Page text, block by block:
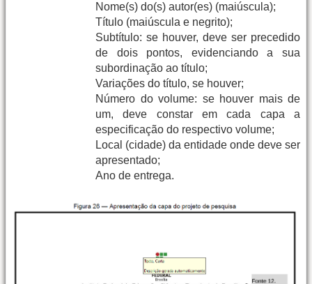
Nome(s) do(s) autor(es) (maiúscula);
Título (maiúscula e negrito);
Subtítulo: se houver, deve ser precedido
de dois pontos, evidenciando a sua
subordinação ao título;
Variações do título, se houver;
Número do volume: se houver mais de
um, deve constar em cada capa a
especificação do respectivo volume;
Local (cidade) da entidade onde deve ser
apresentado;
Ano de entrega.